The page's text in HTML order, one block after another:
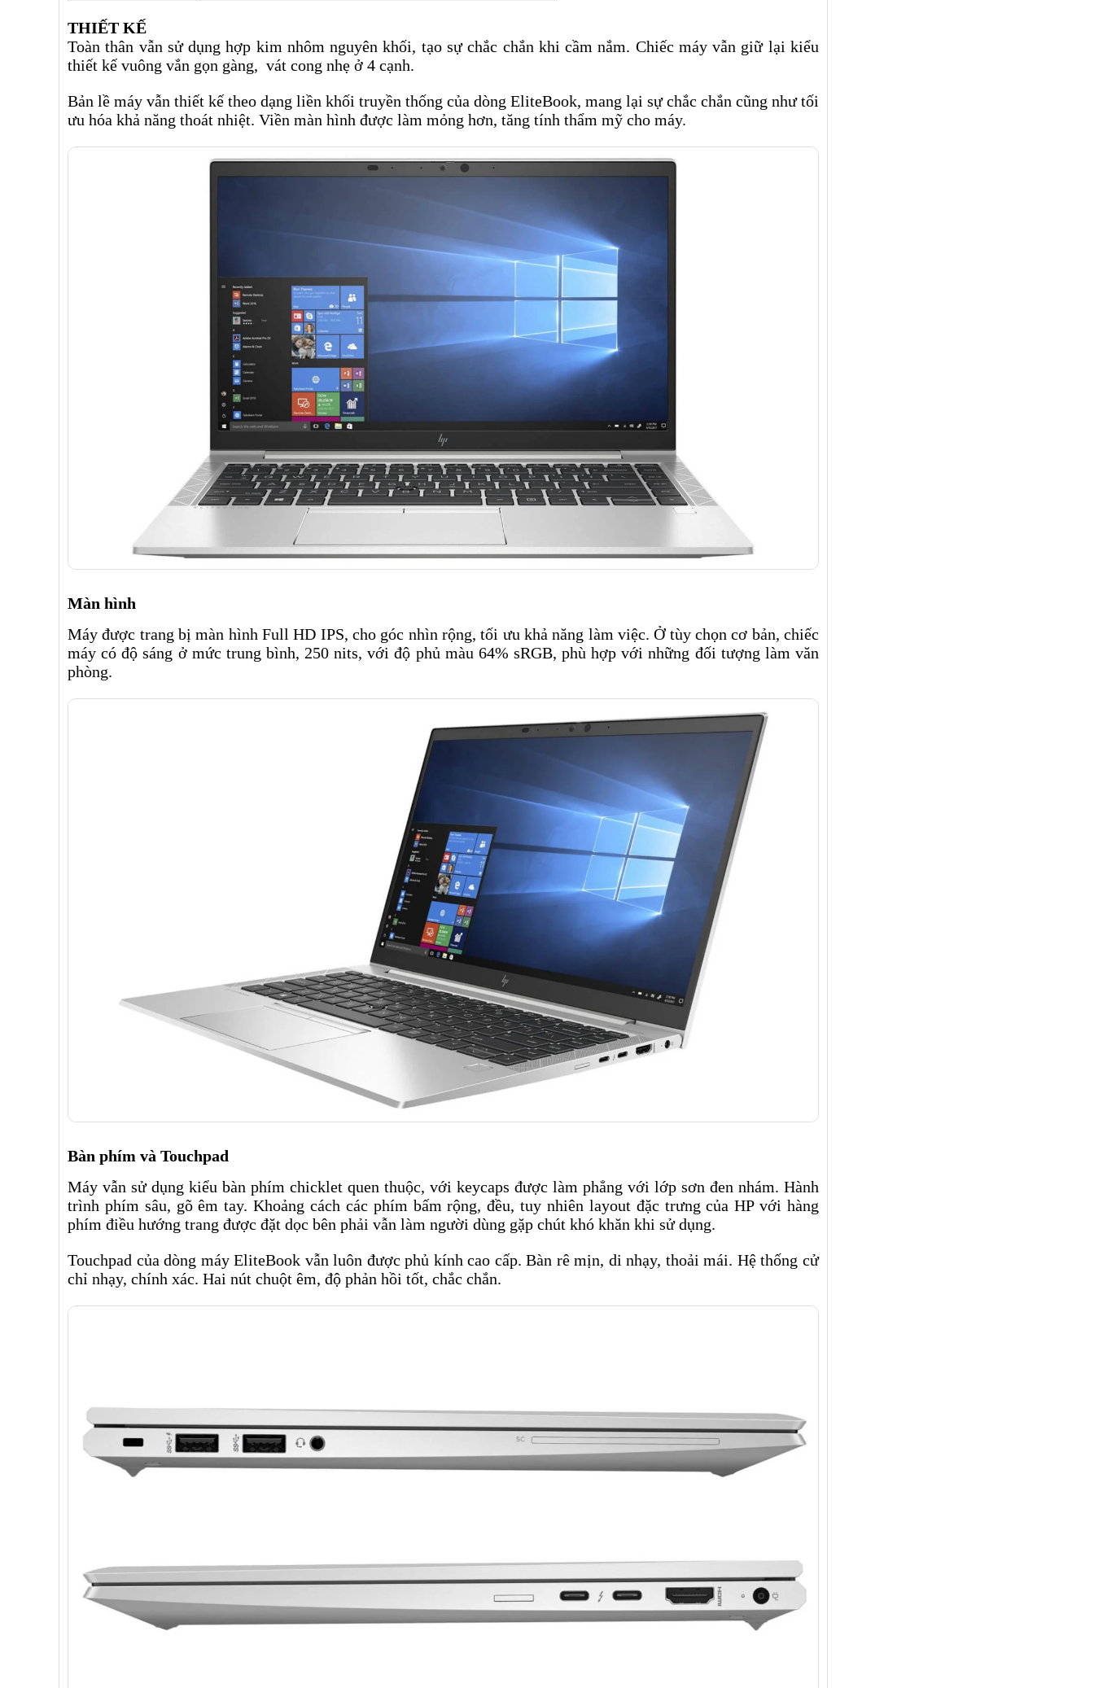
THIẾT KẾ
Toàn thân vẫn sử dụng hợp kim nhôm nguyên khối, tạo sự chắc chắn khi cầm nắm. Chiếc máy vẫn giữ lại kiểu
thiết kế vuông vắn gọn gàng, vát cong nhẹ ở 4 cạnh.
Bản lề máy vẫn thiết kế theo dạng liền khối truyền thống của dòng EliteBook, mang lại sự chắc chắn cũng như tối
ưu hóa khả năng thoát nhiệt. Viền màn hình được làm mỏng hơn, tăng tính thẩm mỹ cho máy.
Màn hình
Máy được trang bị màn hình Full HD IPS, cho góc nhìn rộng, tối ưu khả năng làm việc. Ở tùy chọn cơ bản, chiếc
máy có độ sáng ở mức trung bình, 250 nits, với độ phủ màu 64% sRGB, phù hợp với những đối tượng làm văn
phòng.
Bàn phím và Touchpad
Máy vẫn sử dụng kiểu bàn phím chicklet quen thuộc, với keycaps được làm phẳng với lớp sơn đen nhám. Hành
trình phím sâu, gõ êm tay. Khoảng cách các phím bấm rộng, đều, tuy nhiên layout đặc trưng của HP với hàng
phím điều hướng trang được đặt dọc bên phải vẫn làm người dùng gặp chút khó khăn khi sử dụng.
Touchpad của dòng máy EliteBook vẫn luôn được phủ kính cao cấp. Bàn rê mịn, di nhạy, thoải mái. Hệ thống cử
chỉ nhạy, chính xác. Hai nút chuột êm, độ phản hồi tốt, chắc chắn.